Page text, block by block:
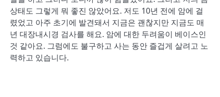
상태도 그렇게 뭐 좋진 않았어요. 저도 10년 전에 암에 걸
렸었고 아주 초기에 발견돼서 지금은 괜찮지만 지금도 매
년 대장내시경 검사를 해요. 암에 대한 두려움이 베이스인
것 같아요. 그럼에도 불구하고 사는 동안 즐겁게 살려고 노
력하고 있습니다.